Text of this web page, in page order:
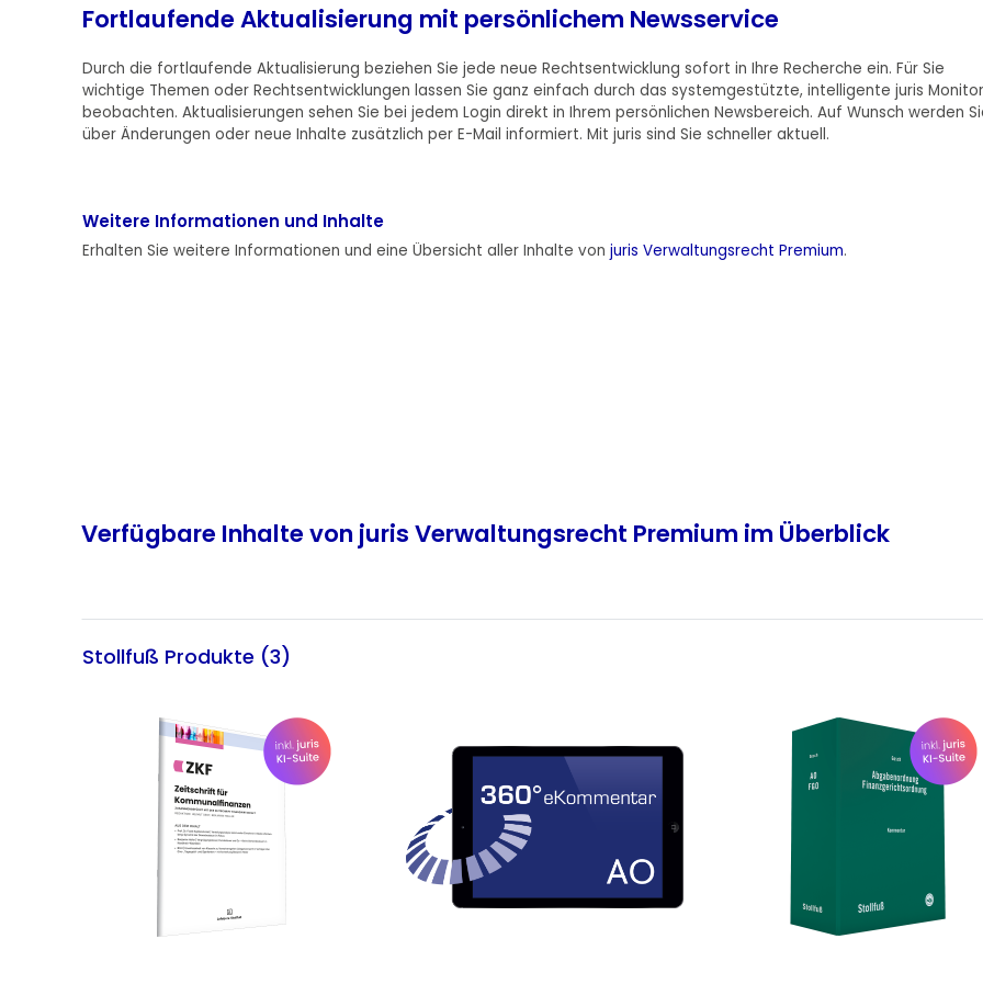
Fortlaufende Aktualisierung mit persönlichem Newsservice
Durch die fortlaufende Aktualisierung beziehen Sie jede neue Rechtsentwicklung sofort in Ihre Recherche ein. Für Sie
wichtige Themen oder Rechtsentwicklungen lassen Sie ganz einfach durch das systemgestützte, intelligente juris
beobachten. Aktualisierungen sehen Sie bei jedem Login direkt in Ihrem persönlichen Newsbereich. Auf Wunsch werden
über Änderungen oder neue Inhalte zusätzlich per E-Mail informiert. Mit juris sind Sie schneller aktuell.
Weitere Informationen und Inhalte
Erhalten Sie weitere Informationen und eine Übersicht aller Inhalte von juris Verwaltungsrecht Premium.
Verfügbare Inhalte von juris Verwaltungsrecht Premium im Überblick
Stollfuß Produkte (3)